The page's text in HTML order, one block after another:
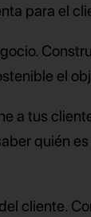
para el
el
a tus
quién
cliente.